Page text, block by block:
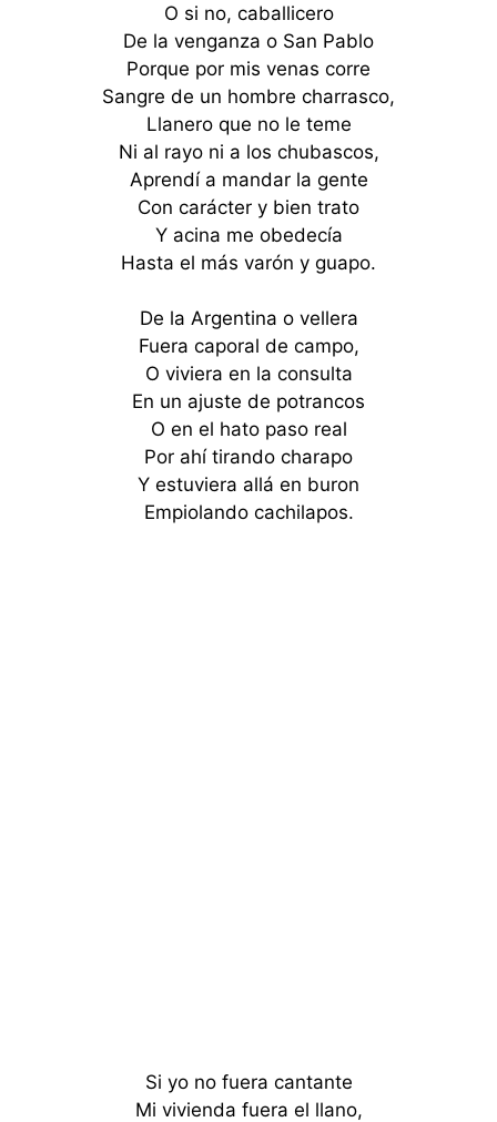
O si no, caballicero
De la venganza o San Pablo
Porque por mis venas corre
Sangre de un hombre charrasco,
Llanero que no le teme
Ni al rayo ni a los chubascos,
Aprendí a mandar la gente
Con carácter y bien trato
Y acina me obedecía
Hasta el más varón y guapo.
De la Argentina o vellera
Fuera caporal de campo,
O viviera en la consulta
En un ajuste de potrancos
O en el hato paso real
Por ahí tirando charapo
Y estuviera allá en buron
Empiolando cachilapos.
Si yo no fuera cantante
Mi vivienda fuera el llano,